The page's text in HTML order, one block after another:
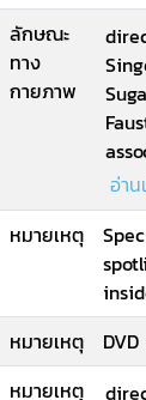
ลักษณะ
ทาง
กายภาพ
อ่า
หมายเหตุ
หมายเหตุ
หมายเหตุ